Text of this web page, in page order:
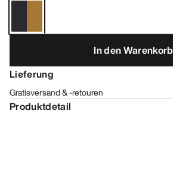
In den Warenkorb
Lieferung
Gratisversand & -retouren
Produktdetail